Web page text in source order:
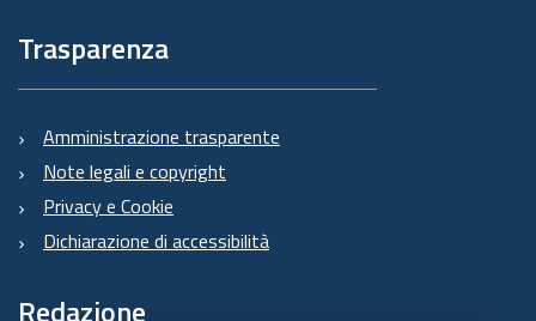
Trasparenza
Amministrazione trasparente
Note legali e copyright
Privacy e Cookie
Dichiarazione di accessibilità
Redazione